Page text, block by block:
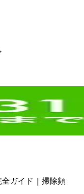
ガイド｜掃除頻